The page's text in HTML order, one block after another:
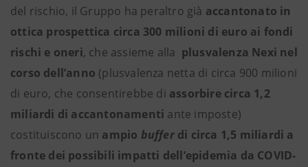
del rischio, il Gruppo ha peraltro già accantonato in
ottica prospettica circa 300 milioni di euro ai fondi
rischi e oneri, che assieme alla plusvalenza Nexi nel
corso dell’anno (plusvalenza netta di circa 900 milioni
di euro, che consentirebbe di assorbire circa 1,2
miliardi di accantonamenti ante imposte)
costituiscono un ampio bufferdi circa 1,5 miliardi a
fronte dei possibili impatti dell’epidemia da COVID-